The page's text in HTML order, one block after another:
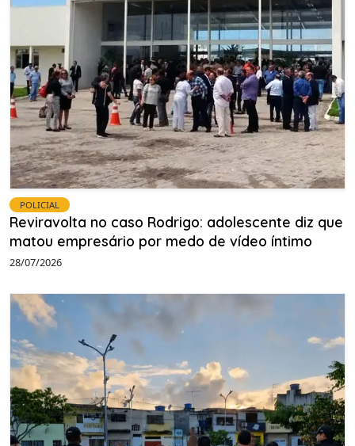
POLICIAL
Reviravolta no caso Rodrigo: adolescente diz que
matou empresário por medo de vídeo íntimo
28/07/2026